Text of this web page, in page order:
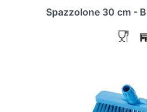
Spazzolone 30 cm -